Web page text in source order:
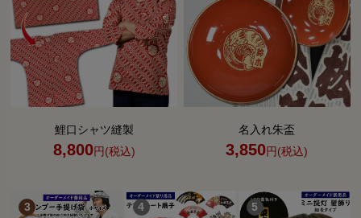
鯉口シャツ縫製
8,800円(税込)
名入れ朱盃
3,850円(税込)